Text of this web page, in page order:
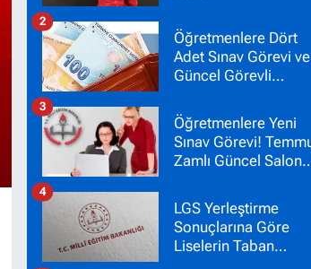
Öğretmenlere Dört
Adet Sınav Görevi ve
Güncel Görevli
2
Öğretmenlere Yeni
Sınav Görevi! Temmuz
Zamlı Güncel Salon
Ücretleri
3
LGS Yerleştirme
Sonuçlarına Göre
Liselerin Taban
4